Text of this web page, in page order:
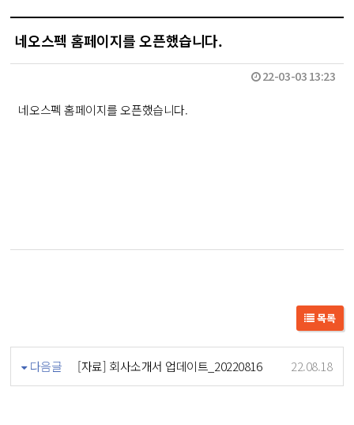
네오스펙 홈페이지를 오픈했습니다.
22-03-03 13:23
네오스펙 홈페이지를 오픈했습니다.
목록
다음글 [자료] 회사소개서 업데이트_20220816 22.08.18